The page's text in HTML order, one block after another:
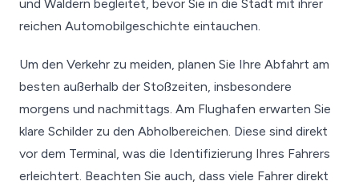
und Wäldern begleitet, bevor Sie in die Stadt mit ihrer
reichen Automobilgeschichte eintauchen.
Um den Verkehr zu meiden, planen Sie Ihre Abfahrt am
besten außerhalb der Stoßzeiten, insbesondere
morgens und nachmittags. Am Flughafen erwarten Sie
klare Schilder zu den Abholbereichen. Diese sind direkt
vor dem Terminal, was die Identifizierung Ihres Fahrers
erleichtert. Beachten Sie auch, dass viele Fahrer direkt